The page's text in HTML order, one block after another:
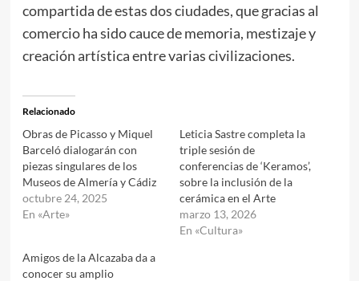
compartida de estas dos ciudades, que gracias al
comercio ha sido cauce de memoria, mestizaje y
creación artística entre varias civilizaciones.
Relacionado
Obras de Picasso y Miquel
Barceló dialogarán con
piezas singulares de los
Museos de Almería y Cádiz
octubre 24, 2025
En «Arte»
Leticia Sastre completa la
triple sesión de
conferencias de ‘Keramos’,
sobre la inclusión de la
cerámica en el Arte
marzo 13, 2026
En «Cultura»
Amigos de la Alcazaba da a
conocer su amplio